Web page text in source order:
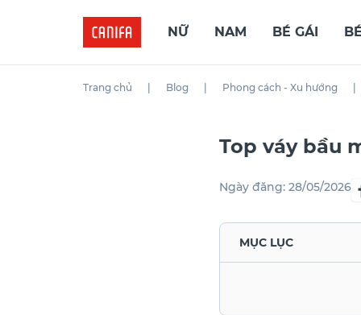
NỮ NAM BÉ GÁI
Trang chủ Blog Phong cách - Xu hướng
Top váy bầu
Ngày đăng: 28/05/2026
MỤC LỤC